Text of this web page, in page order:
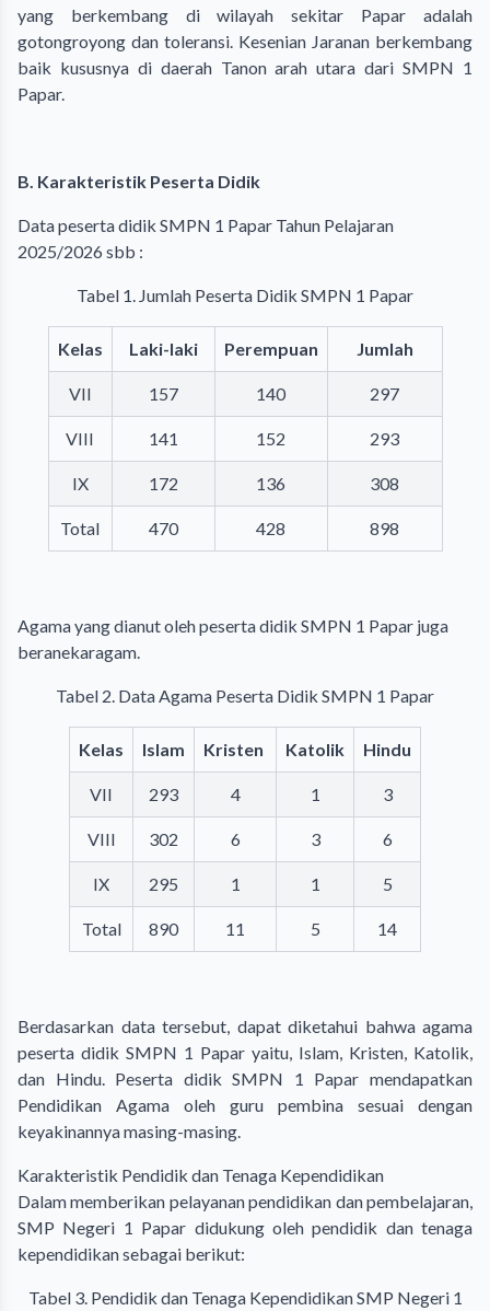
yang berkembang di wilayah sekitar Papar adalah
gotongroyong dan toleransi. Kesenian Jaranan berkembang
baik kususnya di daerah Tanon arah utara dari SMPN 1
Papar.
B. Karakteristik Peserta Didik
Data peserta didik SMPN 1 Papar Tahun Pelajaran
2025/2026 sbb :
Tabel 1. Jumlah Peserta Didik SMPN 1 Papar
Kelas Laki-laki Perempuan Jumlah
VII 157 140 297
VIII 141 152 293
IX 172 136 308
Total 470 428 898
Agama yang dianut oleh peserta didik SMPN 1 Papar juga
beranekaragam.
Tabel 2. Data Agama Peserta Didik SMPN 1 Papar
Kelas Islam Kristen Katolik Hindu
VII 293 4 1 3
VIII 302 6 3 6
IX 295 1 1 5
Total 890 11 5 14
Berdasarkan data tersebut, dapat diketahui bahwa agama
peserta didik SMPN 1 Papar yaitu, Islam, Kristen, Katolik,
dan Hindu. Peserta didik SMPN 1 Papar mendapatkan
Pendidikan Agama oleh guru pembina sesuai dengan
keyakinannya masing-masing.
Karakteristik Pendidik dan Tenaga Kependidikan
Dalam memberikan pelayanan pendidikan dan pembelajaran,
SMP Negeri 1 Papar didukung oleh pendidik dan tenaga
kependidikan sebagai berikut:
Tabel 3. Pendidik dan Tenaga Kependidikan SMP Negeri 1